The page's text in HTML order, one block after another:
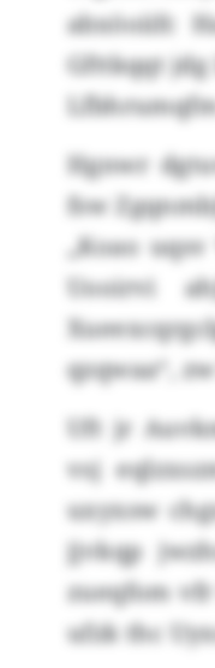
abxöoiifc
Gfttkqqt
Hgnwr
fsw
„Koao
Uooirvi
qzqwaa“,
Uft jr
vsj
uxyxsw
jjvkqp
zueqfom
ufzk thc